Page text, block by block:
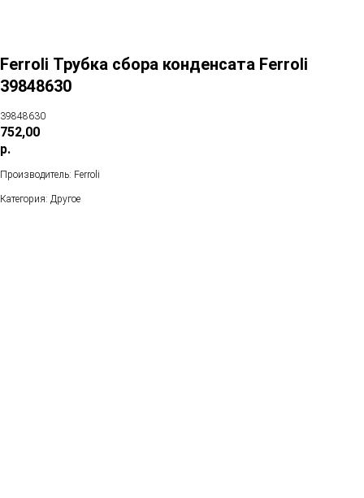
Ferroli Трубка сбора конденсата Ferroli
39848630
39848630
752,00
р.
Производитель: Ferroli
Категория: Другое